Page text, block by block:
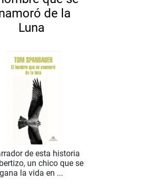
de la
Luna
de esta historia
un chico que se
gana la vida en ...